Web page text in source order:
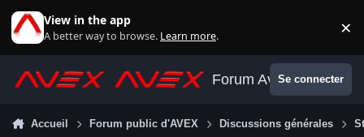
View in the app
A better way to browse. Learn more. ×
Forum AvexSe connecter
Accueil Forum public d'AVEX Discussions générales